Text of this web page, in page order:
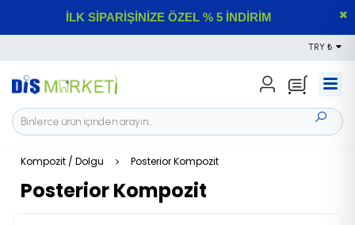
İLK SİPARİŞİNİZE ÖZEL % 5 İNDİRİM
TRY ₺
Kompozit / Dolgu Posterior Kompozit
Posterior Kompozit